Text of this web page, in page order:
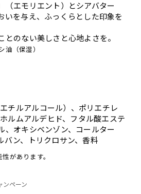
（エモリエント）とシアバター
いを与え、ふっくらとした印象を
とのない美しさと心地よさを。
油（保湿）
チルアルコール）、ポリエチレ
ルムアルデヒド、フタル酸エステ
、オキシベンゾン、コールター
バン、トリクロサン、香料
があります。
ンペーン